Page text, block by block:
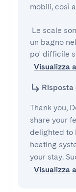
mobili, così
un bagno
po' difficile
Visualizza
Risposta
Thank you,
share your
delighted to
heating
your stay.
Visualizza